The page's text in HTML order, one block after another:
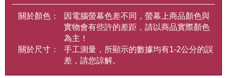
關於顏色：
因電腦螢幕色差不同，螢幕上商品顏色與
實物會有些許的差距，請以商品實際顏色
為主！
關於尺寸：
手工測量，所顯示的數據均有1-2公分的誤
差，請您諒解。